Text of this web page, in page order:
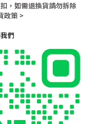
，如需退換貨請勿拆除
政策 >
們